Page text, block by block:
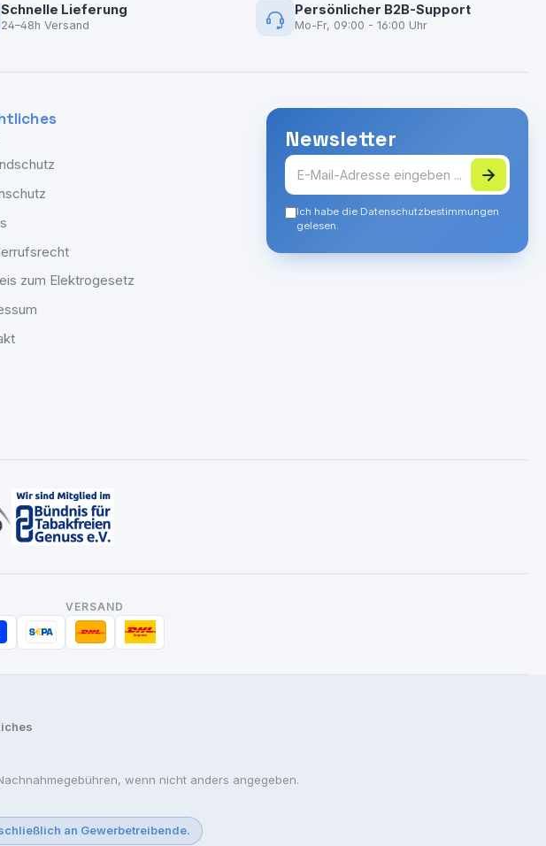
Schnelle Lieferung
24–48h Versand
Persönlicher B2B-Support
Mo-Fr, 09:00 - 16:00 Uhr
zum Elektrogesetz
Newsletter
Ich habe die Datenschutzbestimmungen
gelesen.
VERSAND
wenn nicht anders angegeben.
an Gewerbetreibende.